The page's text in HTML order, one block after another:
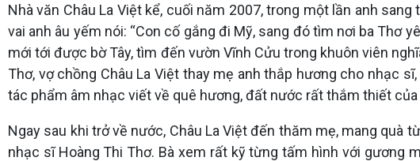
Nhà văn Châu La Việt kể, cuối năm 2007, trong một lần anh
vai anh âu yếm nói: “Con cố gắng đi Mỹ, sang đó tìm nơi ba Thơ
mới tới được bờ Tây, tìm đến vườn Vĩnh Cửu trong khuôn viên
Thơ, vợ chồng Châu La Việt thay mẹ anh thắp hương cho nhạc
tác phẩm âm nhạc viết về quê hương, đất nước rất thắm thiết
Ngay sau khi trở về nước, Châu La Việt đến thăm mẹ, mang
nhạc sĩ Hoàng Thi Thơ. Bà xem rất kỹ từng tấm hình với